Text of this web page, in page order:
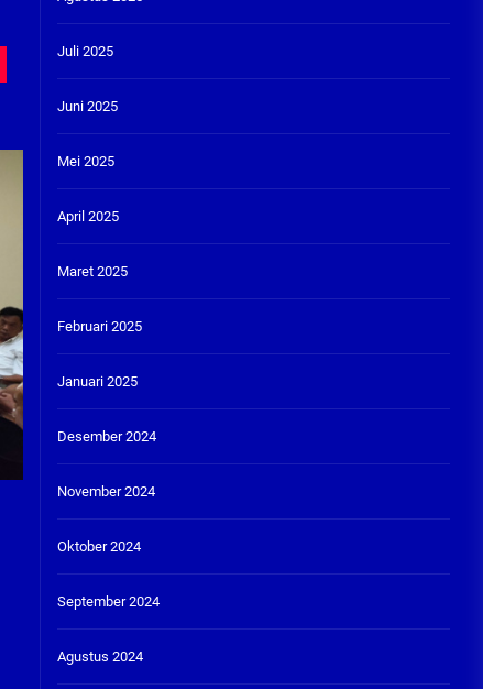
Juli 2025
Juni 2025
Mei 2025
April 2025
Maret 2025
Februari 2025
Januari 2025
Desember 2024
November 2024
Oktober 2024
September 2024
Agustus 2024